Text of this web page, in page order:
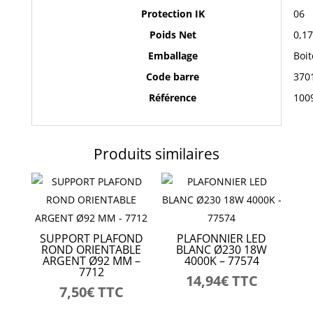
Protection IK
06
Poids Net
Emballage
Code barre
Référence
Produits similaires
SUPPORT PLAFOND
ROND ORIENTABLE
ARGENT Ø92 MM –
7712
7,50€TTC
PLAFONNIER LED
BLANC Ø230 18W
4000K – 77574
14,94€TTC